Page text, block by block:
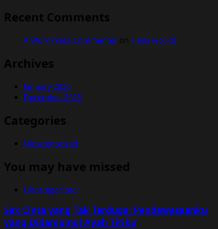
Recent Comments
A WordPress Commenter on Hello world!
Archives
January 2026
December 2025
Categories
Uncategorized
You may have missed
Uncategorized
Sex Cinta yang Tak Terduga: Pendewasaanku
yang Didampingi Ayah Tiriku